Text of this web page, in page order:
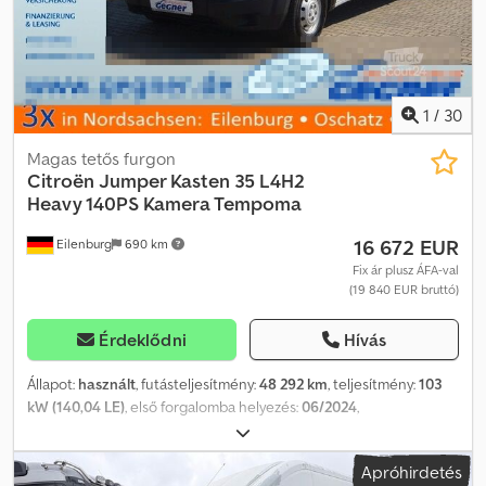
1 / 30
Eilenburg 690 km
Magas tetős furgon
Citroën Jumper Kasten 35 L4H2
Heavy 140PS Kamera Tempoma
16 672 EUR
Fix ár plusz ÁFA-val
(19 840 EUR bruttó)
Érdeklődni Hívás
Állapot: használt, futásteljesítmény:48 292 km, teljesítmény:103
kW (140,04 LE), első forgalomba helyezés:06/2024,
, össztömeg:
hajtástípus:mechanikai, kibocsátási osztály:Euro 6, ülések száma:
3
, teljes hossz: , teljes szélesség: 2 050 mm, teljes
Apróhirdetés